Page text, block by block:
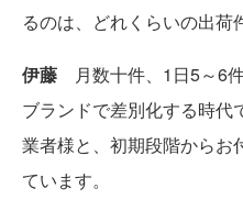
るのは、どれくらいの出荷
伊藤 月数十件、1日5～6
ブランドで差別化する時代
業者様と、初期段階からお
ています。